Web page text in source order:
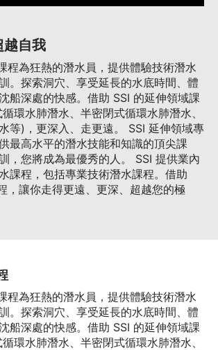
越自我
程為狂熱的潛水員，提供體驗技術潛水
。探索洞穴、享受延長的水底時間、體
船深處的快感。借助 SSI 的延伸領域課
環水肺潛水、半密閉式循環水肺潛水、
等)，更深入、走更遠。 SSI 延伸領域專
最高水平的潛水技能和知識的頂尖課
，您將成為最優秀的人。 SSI 提供業內
課程，包括專業技術潛水課程。借助
，讓你走得更遠、更深、超越您的極
程為狂熱的潛水員，提供體驗技術潛水
。探索洞穴、享受延長的水底時間、體
船深處的快感。借助 SSI 的延伸領域課
環水肺潛水、半密閉式循環水肺潛水、